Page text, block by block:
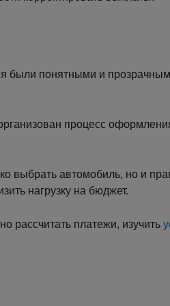
были понятными и
процесс
выбрать автомобиль, но и
нагрузку на бюджет.
рассчитать платежи, изучить